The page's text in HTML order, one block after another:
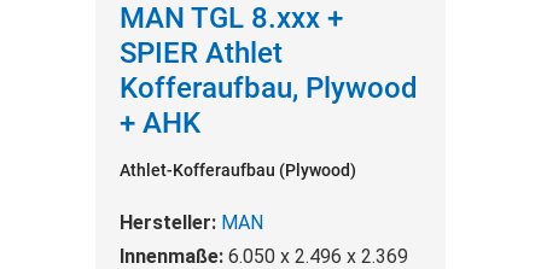
MAN TGL 8.xxx +
SPIER Athlet
Kofferaufbau, Plywood
+ AHK
Athlet-Kofferaufbau (Plywood)
Hersteller: MAN
Innenmaße: 6.050 x 2.496 x 2.369